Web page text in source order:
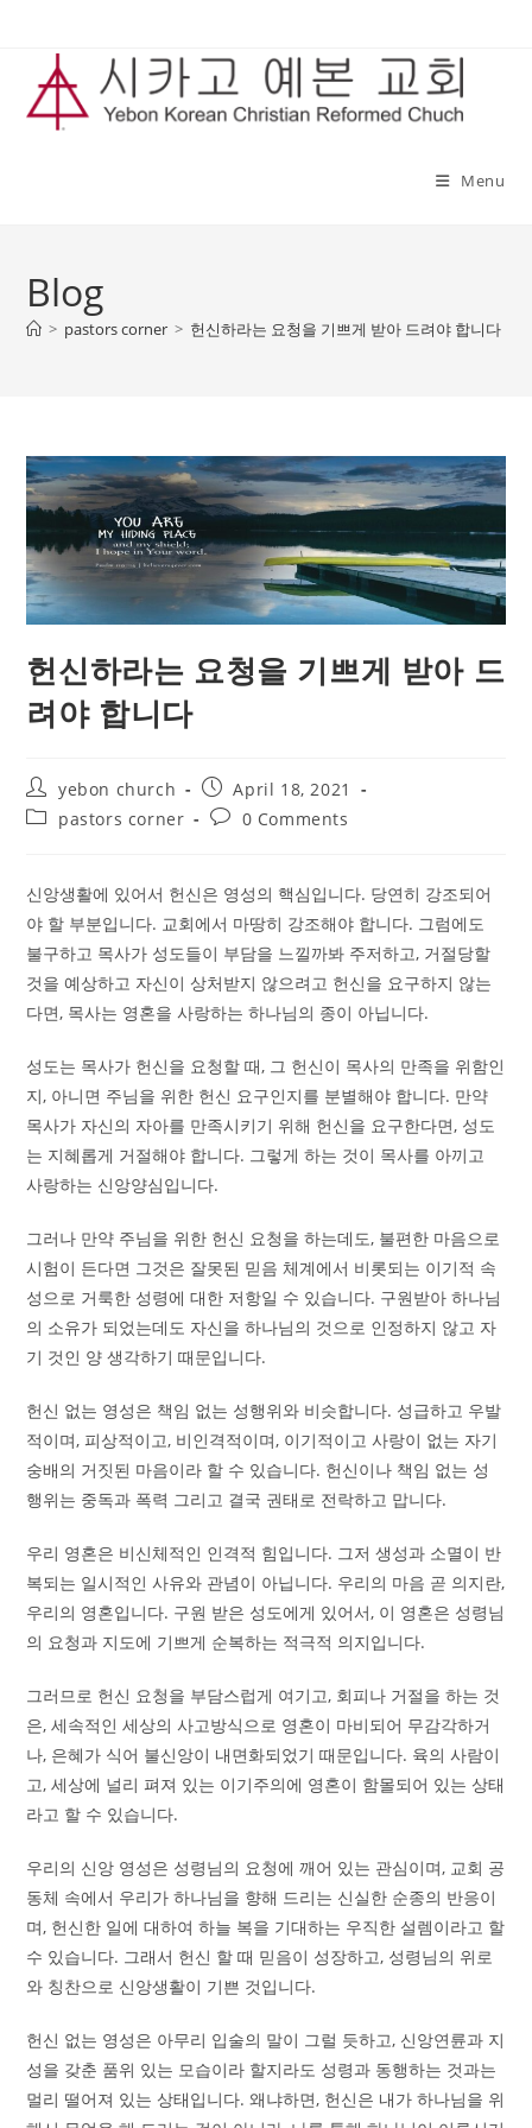
content
Menu
Blog
> pastors corner > 헌신하라는 요청을 기쁘게 받아 드려야 합니다
헌신하라는 요청을 기쁘게 받아 드
려야 합니다
Post
author:
yebon church
Post
published:
April 18, 2021
Postpastors corner
Post0 Comments
신앙생활에 있어서 헌신은 영성의 핵심입니다. 당연히 강조되어
야 할 부분입니다. 교회에서 마땅히 강조해야 합니다. 그럼에도
불구하고 목사가 성도들이 부담을 느낄까봐 주저하고, 거절당할
것을 예상하고 자신이 상처받지 않으려고 헌신을 요구하지 않는
다면, 목사는 영혼을 사랑하는 하나님의 종이 아닙니다.
성도는 목사가 헌신을 요청할 때, 그 헌신이 목사의 만족을 위함인
지, 아니면 주님을 위한 헌신 요구인지를 분별해야 합니다. 만약
목사가 자신의 자아를 만족시키기 위해 헌신을 요구한다면, 성도
는 지혜롭게 거절해야 합니다. 그렇게 하는 것이 목사를 아끼고
사랑하는 신앙양심입니다.
그러나 만약 주님을 위한 헌신 요청을 하는데도, 불편한 마음으로
시험이 든다면 그것은 잘못된 믿음 체계에서 비롯되는 이기적 속
성으로 거룩한 성령에 대한 저항일 수 있습니다. 구원받아 하나님
의 소유가 되었는데도 자신을 하나님의 것으로 인정하지 않고 자
기 것인 양 생각하기 때문입니다.
헌신 없는 영성은 책임 없는 성행위와 비슷합니다. 성급하고 우발
적이며, 피상적이고, 비인격적이며, 이기적이고 사랑이 없는 자기
숭배의 거짓된 마음이라 할 수 있습니다. 헌신이나 책임 없는 성
행위는 중독과 폭력 그리고 결국 권태로 전락하고 맙니다.
우리 영혼은 비신체적인 인격적 힘입니다. 그저 생성과 소멸이 반
복되는 일시적인 사유와 관념이 아닙니다. 우리의 마음 곧 의지란,
우리의 영혼입니다. 구원 받은 성도에게 있어서, 이 영혼은 성령님
의 요청과 지도에 기쁘게 순복하는 적극적 의지입니다.
그러므로 헌신 요청을 부담스럽게 여기고, 회피나 거절을 하는 것
은, 세속적인 세상의 사고방식으로 영혼이 마비되어 무감각하거
나, 은혜가 식어 불신앙이 내면화되었기 때문입니다. 육의 사람이
고, 세상에 널리 펴져 있는 이기주의에 영혼이 함몰되어 있는 상태
라고 할 수 있습니다.
우리의 신앙 영성은 성령님의 요청에 깨어 있는 관심이며, 교회 공
동체 속에서 우리가 하나님을 향해 드리는 신실한 순종의 반응이
며, 헌신한 일에 대하여 하늘 복을 기대하는 우직한 설렘이라고 할
수 있습니다. 그래서 헌신 할 때 믿음이 성장하고, 성령님의 위로
와 칭찬으로 신앙생활이 기쁜 것입니다.
헌신 없는 영성은 아무리 입술의 말이 그럴 듯하고, 신앙연륜과 지
성을 갖춘 품위 있는 모습이라 할지라도 성령과 동행하는 것과는
멀리 떨어져 있는 상태입니다. 왜냐하면, 헌신은 내가 하나님을 위